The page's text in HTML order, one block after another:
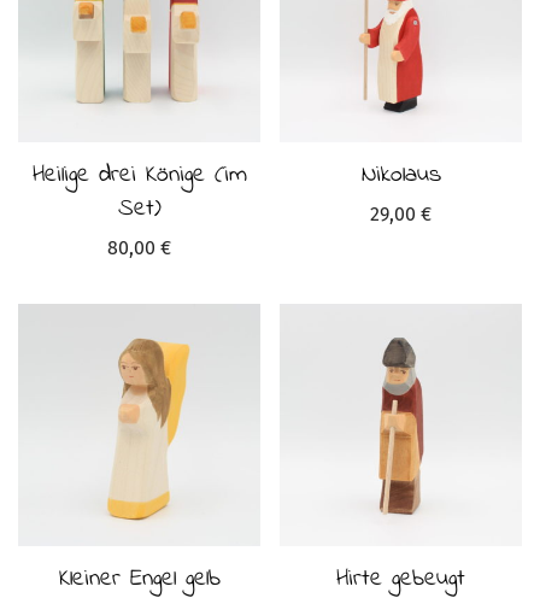
Heilige drei Könige (im
Set)
80,00 €
Nikolaus
29,00 €
Kleiner Engel gelb Hirte gebeugt